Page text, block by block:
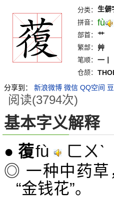
分类： 生僻
拼音： fù
部首： 艹
繁部：
艸
笔顺： 一丨
仓颉：
分享到：
新浪微博 微信 QQ空间
阅读(3794次)
基本字义解释
● 蕧fù ㄈㄨˋ
◎ 一种中药草
“金钱花”。